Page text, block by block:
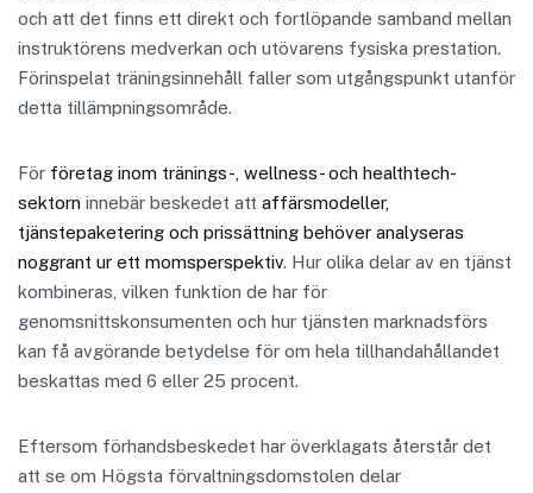
och att det finns ett direkt och fortlöpande samband mellan
instruktörens medverkan och utövarens fysiska prestation.
Förinspelat träningsinnehåll faller som utgångspunkt utanför
detta tillämpningsområde.
För företag inom tränings-, wellness- och healthtech-
sektorn innebär beskedet att affärsmodeller,
tjänstepaketering och prissättning behöver analyseras
noggrant ur ett momsperspektiv. Hur olika delar av en tjänst
kombineras, vilken funktion de har för
genomsnittskonsumenten och hur tjänsten marknadsförs
kan få avgörande betydelse för om hela tillhandahållandet
beskattas med 6 eller 25 procent.
Eftersom förhandsbeskedet har överklagats återstår det
att se om Högsta förvaltningsdomstolen delar